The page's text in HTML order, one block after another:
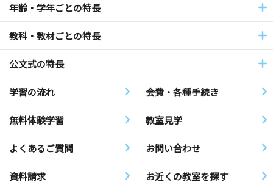
年齢・学年ごとの特長
教科・教材ごとの特長
公文式の特長
学習の流れ 会費・各種手続き
無料体験学習 教室見学
よくあるご質問 お問い合わせ
資料請求 お近くの教室を探す